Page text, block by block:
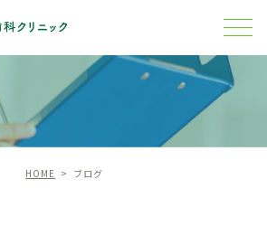
HOME ブログ